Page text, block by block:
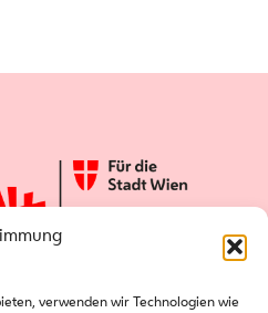
verwenden wir Technologien wie